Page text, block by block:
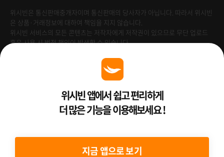
위시빈은 통신판매중개자이며 통신판매의 당사자가 아닙니다. 따라서 위시빈
은 상품·거래정보에 대하여 책임을 지지 않습니다.
위시빈 서비스의 모든 콘텐츠는 저작자에게 저작권이 있으므로 무단 업로드
혹은 사용 시 법적 책임이 발생할 수 있습니다.
Venture Enterprise위시빈 앱에서 쉽고 편리하게
더 많은 기능을 이용해보세요 !
지금 앱으로 보기